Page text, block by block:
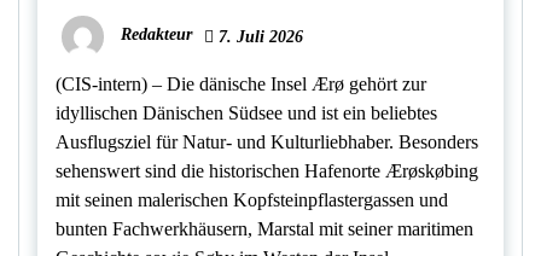
Redakteur 7. Juli 2026
(CIS-intern) – Die dänische Insel Ærø gehört zur
idyllischen Dänischen Südsee und ist ein beliebtes
Ausflugsziel für Natur- und Kulturliebhaber. Besonders
sehenswert sind die historischen Hafenorte Ærøskøbing
mit seinen malerischen Kopfsteinpflastergassen und
bunten Fachwerkhäusern, Marstal mit seiner maritimen